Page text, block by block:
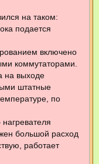
на таком:
подается
включено
коммутаторами.
на выходе
штатные
по
большой расход
работает